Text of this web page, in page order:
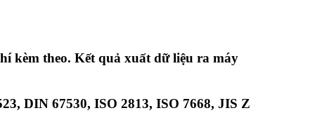
kèm theo. Kết quả xuất dữ liệu ra máy
, DIN 67530, ISO 2813, ISO 7668, JIS Z